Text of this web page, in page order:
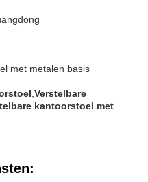
met metalen basis
Verstelbare
kantoorstoel met